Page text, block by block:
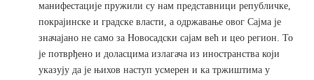
манифестације пружили су нам представници републичке,
покрајинске и градске власти, а одржавање овог Сајма је
значајано не само за Новосадски сајам већ и цео регион. То
је потврђено и доласцима излагача из иностранства који
указују да је њихов наступ усмерен и ка тржиштима у